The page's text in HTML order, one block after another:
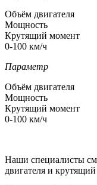
Объём двигателя
Мощность
Крутящий
0-100 км/ч
Параметр
Объём двигателя
Мощность
Крутящий
0-100 км/ч -
Наши специалисты
двигателя и